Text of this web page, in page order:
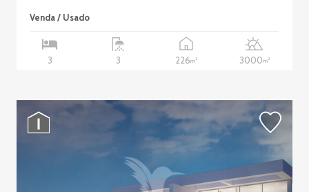
Venda / Usado
3 3 226m2 3000m2